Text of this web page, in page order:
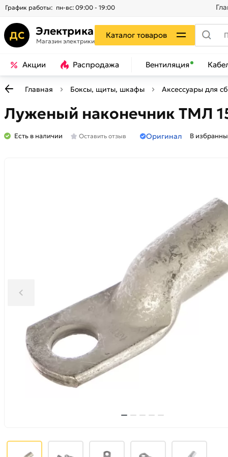
График работы: пн-вс: 09:00 - 19:00
ДС Электрика
Магазин электрики
Каталог товаров
Акции Распродажа Вентиляция
Главная Боксы, щиты, шкафы Аксессуары для
Луженый наконечник ТМЛ
Есть в наличии Оставить отзыв Оригинал В